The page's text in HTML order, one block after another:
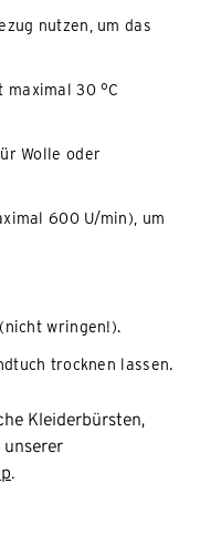
nutzen, um das
maximal 30 °C
Wolle oder
600 U/min), um
wringen!).
trocknen lassen.
Kleiderbürsten,
unserer
.